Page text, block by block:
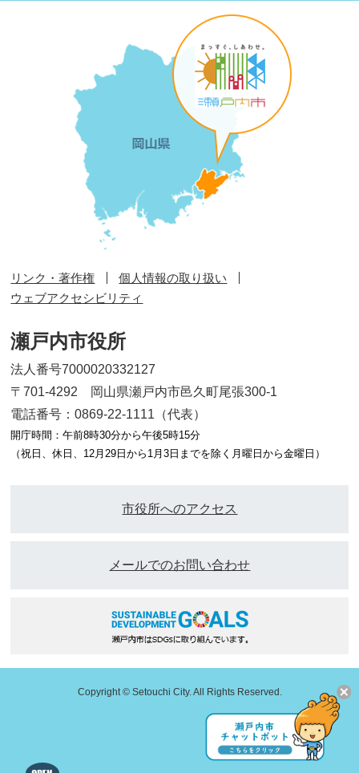
リンク・著作権
個人情報の取り扱い
ウェブアクセシビリティ
瀬戸内市役所
法人番号7000020332127
〒701-4292 岡山県瀬戸内市邑久町尾張300-1
電話番号：0869-22-1111（代表）
開庁時間：午前8時30分から午後5時15分
（祝日、休日、12月29日から1月3日までを除く月曜日から金曜日）
市役所へのアクセス
メールでのお問い合わせ
Copyright © Setouchi City. All Rights Reserved.